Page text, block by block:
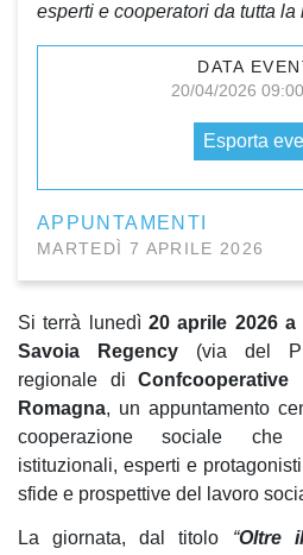
esperti e cooperatori da tutta la
DATA
20/04/2026
Esporta
APPUNTAMENTI
MARTEDÌ 7 APRILE 2026
Si terrà lunedì 20 aprile 2026 a
Savoia Regency (via del
regionale di Confcooperative
Romagna, un appuntamento
cooperazione sociale che
istituzionali, esperti e
sfide e prospettive del lavoro
La giornata, dal titolo “Oltre